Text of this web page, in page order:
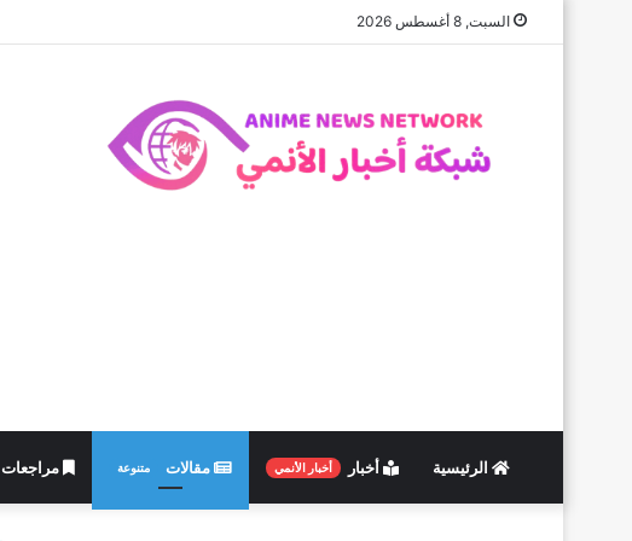
السبت, 8 أغسطس 2026
الرئيسية أخبار أخبار الأنمي مقالات متنوعة مراجعات